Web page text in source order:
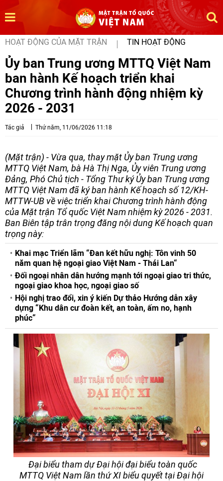
HOẠT ĐỘNG CỦA MẶT TRẬN TIN HOẠT ĐỘNG
Ủy ban Trung ương MTTQ Việt Nam
ban hành Kế hoạch triển khai
Chương trình hành động nhiệm kỳ
2026 - 2031
Tác giả Thứ năm, 11/06/2026 11:18
(Mặt trận) - Vừa qua, thay mặt Ủy ban Trung ương
MTTQ Việt Nam, bà Hà Thị Nga, Ủy viên Trung ương
Đảng, Phó Chủ tịch - Tổng Thư ký Ủy ban Trung ương
MTTQ Việt Nam đã ký ban hành Kế hoạch số 12/KH-
MTTW-UB về việc triển khai Chương trình hành động
của Mặt trận Tổ quốc Việt Nam nhiệm kỳ 2026 - 2031.
Ban Biên tập trân trọng đăng nội dung Kế hoạch quan
trọng này:
Khai mạc Triển lãm “Đan kết hữu nghị: Tôn vinh 50
năm quan hệ ngoại giao Việt Nam - Thái Lan“
Đối ngoại nhân dân hướng mạnh tới ngoại giao tri thức,
ngoại giao khoa học, ngoại giao số
Hội nghị trao đổi, xin ý kiến Dự thảo Hướng dẫn xây
dựng “Khu dân cư đoàn kết, an toàn, ấm no, hạnh
phúc“
Đại biểu tham dự Đại hội đại biểu toàn quốc
MTTQ Việt Nam lần thứ XI biểu quyết tại Đại hội